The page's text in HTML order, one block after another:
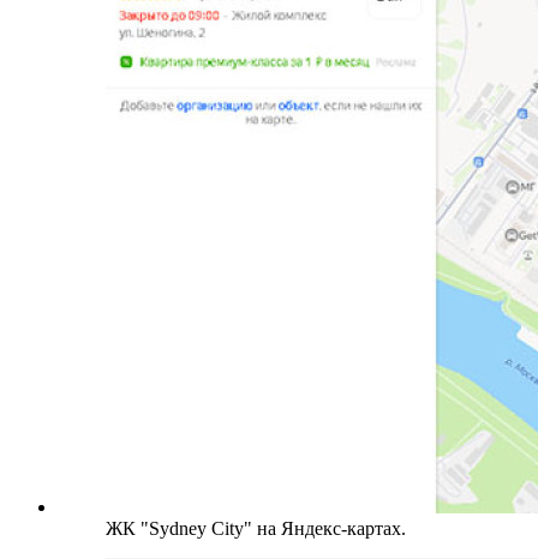
ЖК "Sydney City" на Яндекс-картах.